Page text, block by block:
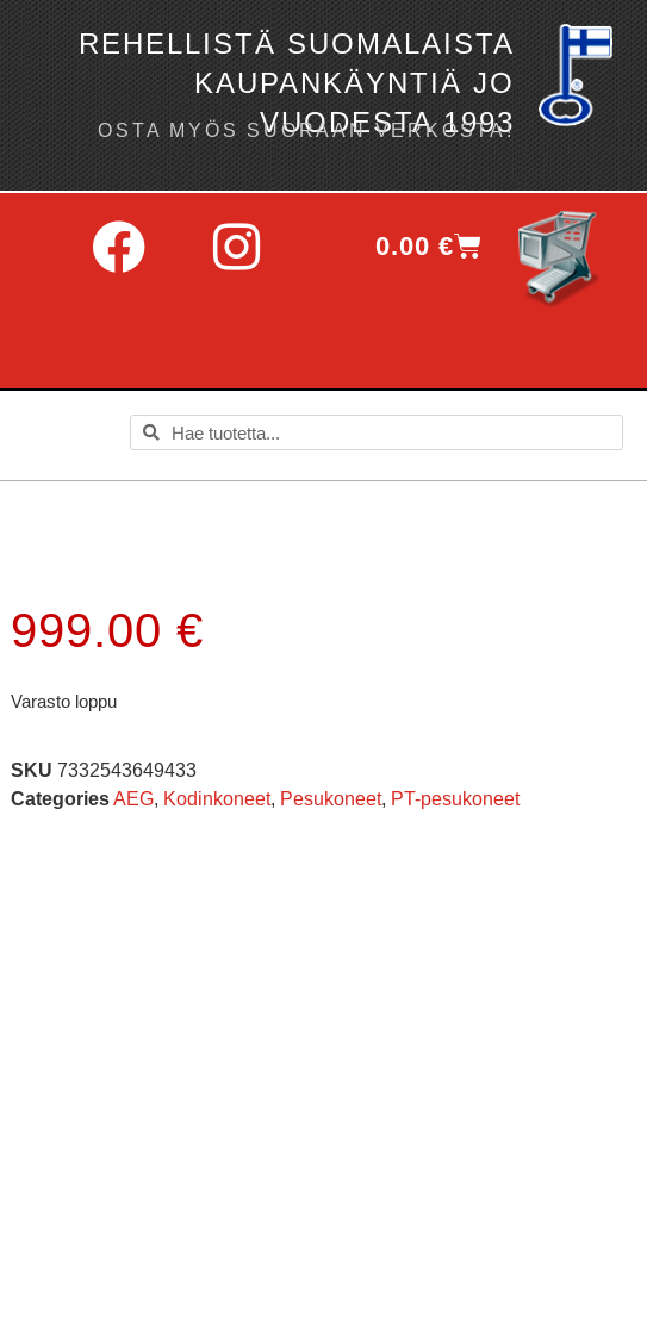
REHELLISTÄ SUOMALAISTA
KAUPANKÄYNTIÄ JO
VUODESTA 1993
OSTA MYÖS SUORAAN VERKOSTA!
0.00€
999.00 €
Varasto loppu
SKU 7332543649433
CategoriesAEG, Kodinkoneet, Pesukoneet, PT-pesukoneet